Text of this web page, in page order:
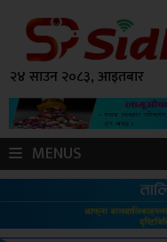
२४ साउन २०८३, आइतबार
MENUS